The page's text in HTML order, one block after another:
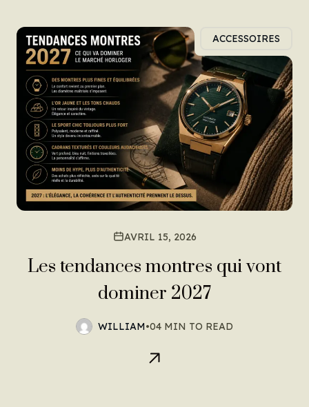
ACCESSOIRES
AVRIL 15, 2026
Les tendances montres qui vont
dominer 2027
WILLIAM•04 MIN TO READ